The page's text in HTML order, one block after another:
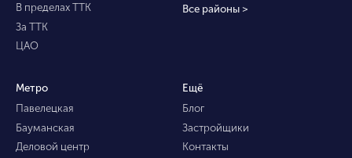
В пределах ТТК
За ТТК
ЦАО
Все районы >
Метро
Павелецкая
Бауманская
Деловой центр
Ещё
Блог
Застройщики
Контакты